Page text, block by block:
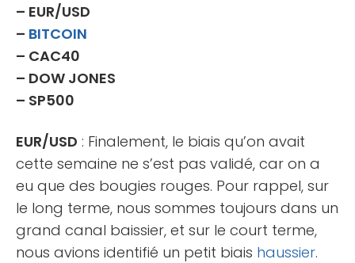
– EUR/USD
– BITCOIN
– CAC40
– DOW JONES
– SP500
EUR/USD : Finalement, le biais qu’on avait
cette semaine ne s’est pas validé, car on a
eu que des bougies rouges. Pour rappel, sur
le long terme, nous sommes toujours dans un
grand canal baissier, et sur le court terme,
nous avions identifié un petit biais haussier.